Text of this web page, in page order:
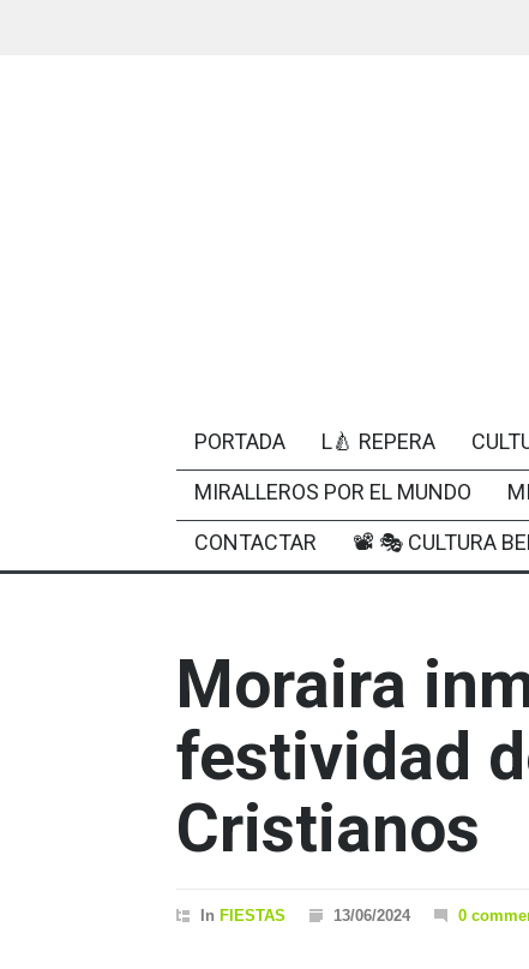
PORTADA L🍐 REPERA
MIRALLEROS POR EL MUNDO
CONTACTAR
📽 🎭 CULTURA
Moraira
festividad
Cristianos
In FIESTAS 13/06/2024 0